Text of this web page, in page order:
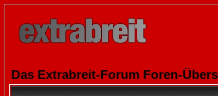
Das Extrabreit-Forum Foren-